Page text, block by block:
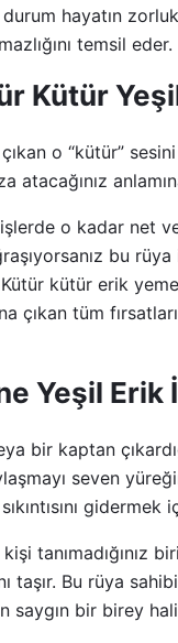
durum hayatın
temsil eder.
Kütür
o “kütür”
işlerde o kadar net
bu
Kütür kütür erik
çıkan tüm
Yeşil
bir kaptan
seven
sıkıntısını
tanımadığınız
taşır. Bu rüya
saygın bir birey